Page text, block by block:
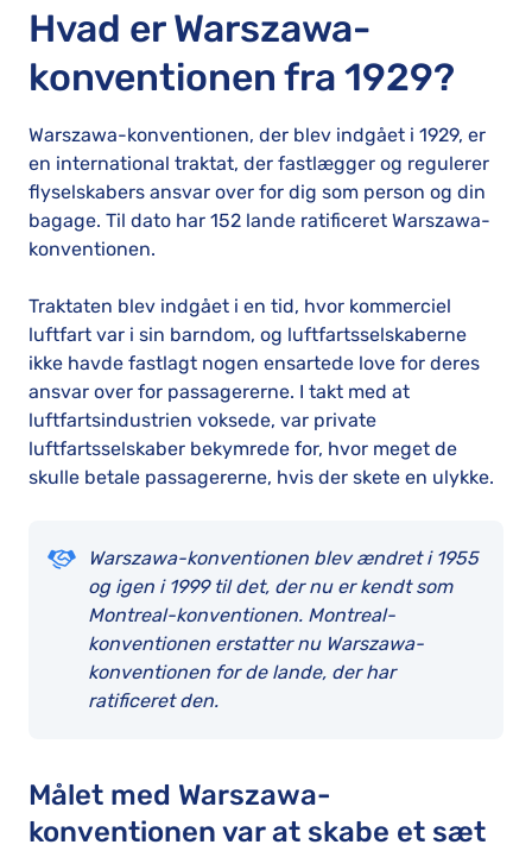
Hvad er Warszawa-
konventionen fra 1929?
Warszawa-konventionen, der blev indgået i 1929, er
en international traktat, der fastlægger og regulerer
flyselskabers ansvar over for dig som person og din
bagage. Til dato har 152 lande ratificeret Warszawa-
konventionen.
Traktaten blev indgået i en tid, hvor kommerciel
luftfart var i sin barndom, og luftfartsselskaberne
ikke havde fastlagt nogen ensartede love for deres
ansvar over for passagererne. I takt med at
luftfartsindustrien voksede, var private
luftfartsselskaber bekymrede for, hvor meget de
skulle betale passagererne, hvis der skete en ulykke.
Warszawa-konventionen blev ændret i 1955
og igen i 1999 til det, der nu er kendt som
Montreal-konventionen. Montreal-
konventionen erstatter nu Warszawa-
konventionen for de lande, der har
ratificeret den.
Målet med Warszawa-
konventionen var at skabe et sæt